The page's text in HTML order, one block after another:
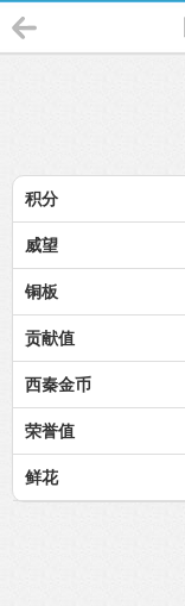
积分
威望
铜板
贡献值
西秦金币
荣誉值
鲜花